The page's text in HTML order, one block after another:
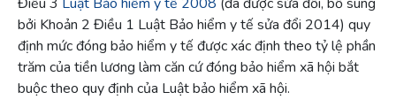
bởi Khoản 2 Điều 1 Luật Bảo hiểm y tế sửa đổi 2014) quy
định mức đóng bảo hiểm y tế được xác định theo tỷ lệ phần
trăm của tiền lương làm căn cứ đóng bảo hiểm xã hội bắt
buộc theo quy định của Luật bảo hiểm xã hội.